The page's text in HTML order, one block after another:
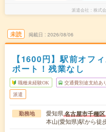
派遣会社 株式
未読 掲載日 2026/08/06
【1600円】駅前オフ
ポート！残業なし
職種未経験OK 交通費別途支給あ
派遣
勤務地 愛知県名古屋市千種区
本山(愛知県)駅から徒